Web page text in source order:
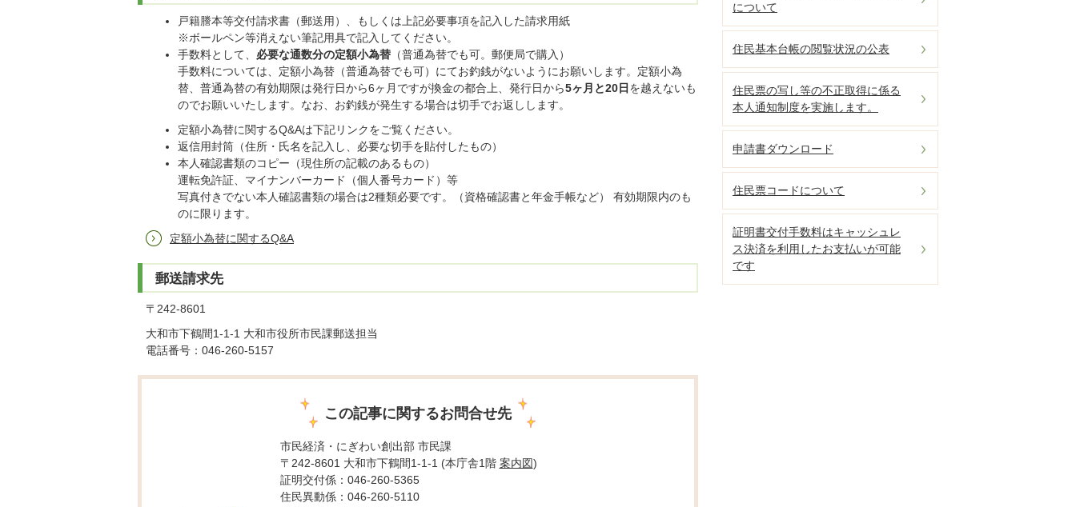
戸籍謄本等交付請求書（郵送用）、もしくは上記必要事項を記入した請求用紙
※ボールペン等消えない筆記用具で記入してください。
手数料として、 必要な通数分の定額小為替 （普通為替でも可。郵便局で購入）
手数料については、定額小為替（普通為替でも可）にてお釣銭がないようにお願いします。定額小為
替、普通為替の有効期限は発行日から6ヶ月ですが換金の都合上、発行日から5ヶ月と20日 を越えないも
のでお願いいたします。なお、お釣銭が発生する場合は切手でお返しします。
定額小為替に関するQ&Aは下記リンクをご覧ください。
返信用封筒（住所・氏名を記入し、必要な切手を貼付したもの）
本人確認書類のコピー（現住所の記載のあるもの）
運転免許証、マイナンバーカード（個人番号カード）等
写真付きでない本人確認書類の場合は2種類必要です。（資格確認書と年金手帳など） 有効期限内のも
のに限ります。
定額小為替に関するQ&A
郵送請求先
〒242-8601
大和市下鶴間1-1-1 大和市役所市民課郵送担当
電話番号：046-260-5157
この記事に関するお問合せ先
市民経済・にぎわい創出部 市民課
〒242-8601 大和市下鶴間1-1-1 (本庁舎1階 案内図)
証明交付係：046-260-5365
住民異動係：046-260-5110
について
住民基本台帳の閲覧状況の公表
住民票の写し等の不正取得に係る
本人通知制度を実施します。
申請書ダウンロード
住民票コードについて
証明書交付手数料はキャッシュレ
ス決済を利用したお支払いが可能
です